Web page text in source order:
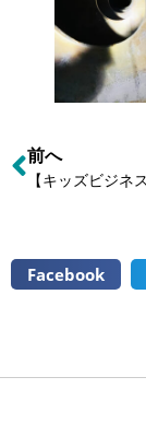
前へ
Facebook